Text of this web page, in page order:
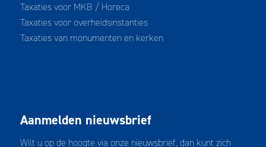
Taxaties voor MKB / Horeca
Taxaties voor overheidsinstanties
Taxaties van monumenten en kerken
Aanmelden nieuwsbrief
Wilt u op de hoogte via onze nieuwsbrief, dan kunt zich